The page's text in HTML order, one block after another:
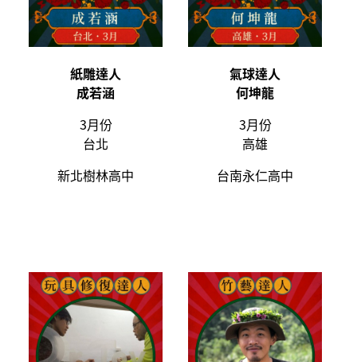
紙雕達人
成若涵
氣球達人
何坤龍
3月份
台北
3月份
高雄
新北樹林高中
台南永仁高中